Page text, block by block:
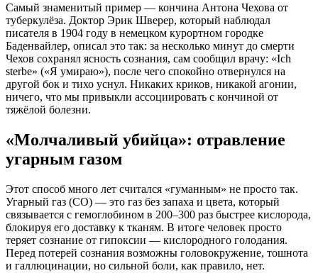
Самый знаменитый пример — кончина Антона Чехова от
туберкулёза. Доктор Эрик Шверер, который наблюдал
писателя в 1904 году в немецком курортном городке
Баденвайлер, описал это так: за несколько минут до смерти
Чехов сохранял ясность сознания, сам сообщил врачу: «Ich
sterbe» («Я умираю»), после чего спокойно отвернулся на
другой бок и тихо уснул. Никаких криков, никакой агонии,
ничего, что мы привыкли ассоциировать с кончиной от
тяжёлой болезни.
«Молчаливый убийца»: отравление
угарным газом
Этот способ много лет считался «гуманным» не просто так.
Угарный газ (CO) — это газ без запаха и цвета, который
связывается с гемоглобином в 200–300 раз быстрее кислорода,
блокируя его доставку к тканям. В итоге человек просто
теряет сознание от гипоксии — кислородного голодания.
Перед потерей сознания возможны головокружение, тошнота
и галлюцинации, но сильной боли, как правило, нет.